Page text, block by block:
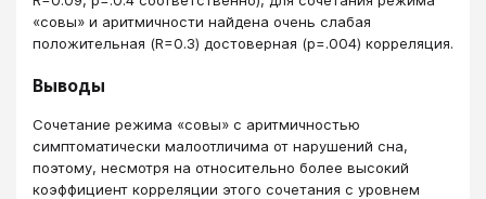
«совы» и аритмичности найдена очень слабая
положительная (R=0.3) достоверная (p=.004) корреляция.
Выводы
Сочетание режима «совы» с аритмичностью
симптоматически малоотличима от нарушений сна,
поэтому, несмотря на относительно более высокий
коэффициент корреляции этого сочетания с уровнем